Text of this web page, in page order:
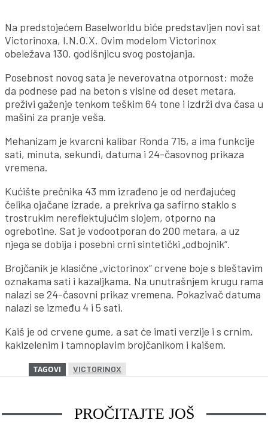
Na predstojećem Baselworldu biće predstavljen novi sat
Victorinoxa, I.N.O.X. Ovim modelom Victorinox
obeležava 130. godišnjicu svog postojanja.
Posebnost novog sata je neverovatna otpornost: može
da podnese pad na beton s visine od deset metara,
preživi gaženje tenkom teškim 64 tone i izdrži dva časa u
mašini za pranje veša.
Mehanizam je kvarcni kalibar Ronda 715, a ima funkcije
sati, minuta, sekundi, datuma i 24-časovnog prikaza
vremena.
Kućište prečnika 43 mm izrađeno je od nerđajućeg
čelika ojačane izrade, a prekriva ga safirno staklo s
trostrukim nereflektujućim slojem, otporno na
ogrebotine. Sat je vodootporan do 200 metara, a uz
njega se dobija i posebni crni sintetički „odbojnik“.
Brojčanik je klasične „victorinox“ crvene boje s bleštavim
oznakama sati i kazaljkama. Na unutrašnjem krugu rama
nalazi se 24-časovni prikaz vremena. Pokazivač datuma
nalazi se između 4 i 5 sati.
Kaiš je od crvene gume, a sat će imati verzije i s crnim,
kakizelenim i tamnoplavim brojčanikom i kaišem.
TAGOVI VICTORINOX
PROČITAJTE JOŠ